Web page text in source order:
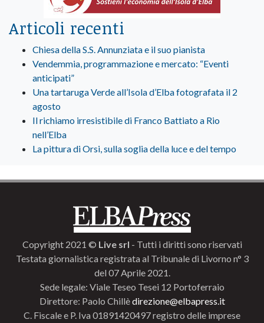
Articoli recenti
Chiesa della S.S. Annunziata e il suo pianista
Vendemmia, programmazione e mercato: “Eventi
anticipati”
Una tartaruga Verde all’Isola d’Elba fotografata il 2
agosto
Il richiamo irresistibile di Franco Battiato a Rio
nell’Elba
La pittura di Orsi, sulla soglia della luce e del tempo
Copyright 2021 © Live srl - Tutti i diritti sono riservati
Testata giornalistica registrata al Tribunale di Livorno n° 3
del 07 Aprile 2021.
Sede legale: Viale Teseo Tesei 12 Portoferraio
Direttore: Paolo Chillèdirezione@elbapress.it
C. Fiscale e P. Iva 01891420497 registro delle imprese